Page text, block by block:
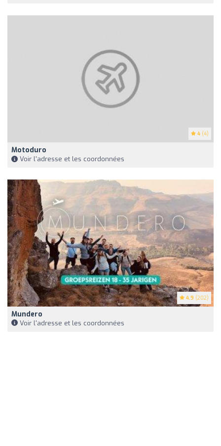
4 (4)
Motoduro
Voir l'adresse et les coordonnées
4.9 (202)
Mundero
Voir l'adresse et les coordonnées